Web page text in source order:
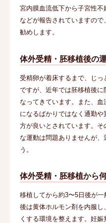
宮内膜血流低下から子宮性不
などが報告されていますの
勧めします。
体外受精・胚移植後の
受精卵が着床するまで、じ
ですが、近年では胚移植後に
なってきています。また、
になるばかりではなく通勤
方が良いとされています。
な運動は問題ありませんが、
う。
体外受精・胚移植から
移植してから約3〜5日後が
後は黄体ホルモン剤を内服
くする環境を整えます。妊